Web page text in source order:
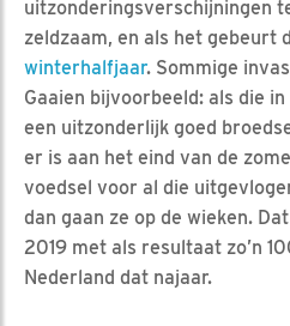
uitzonderingsverschijningen
zeldzaam, en als het gebeurt
winterhalfjaar. Sommige
Gaaien bijvoorbeeld: als die
een uitzonderlijk goed
er is aan het eind van de
voedsel voor al die
dan gaan ze op de wieken.
2019 met als resultaat zo’n
Nederland dat najaar.